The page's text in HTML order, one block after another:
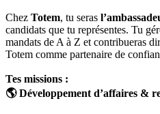
Chez Totem, tu seras
candidats que tu représentes. Tu
mandats de A à Z et contribueras
Totem comme partenaire de
Tes missions :
🌎 Développement d’affaires &